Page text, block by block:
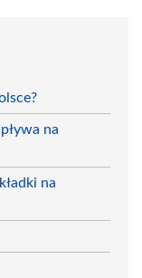
na
na